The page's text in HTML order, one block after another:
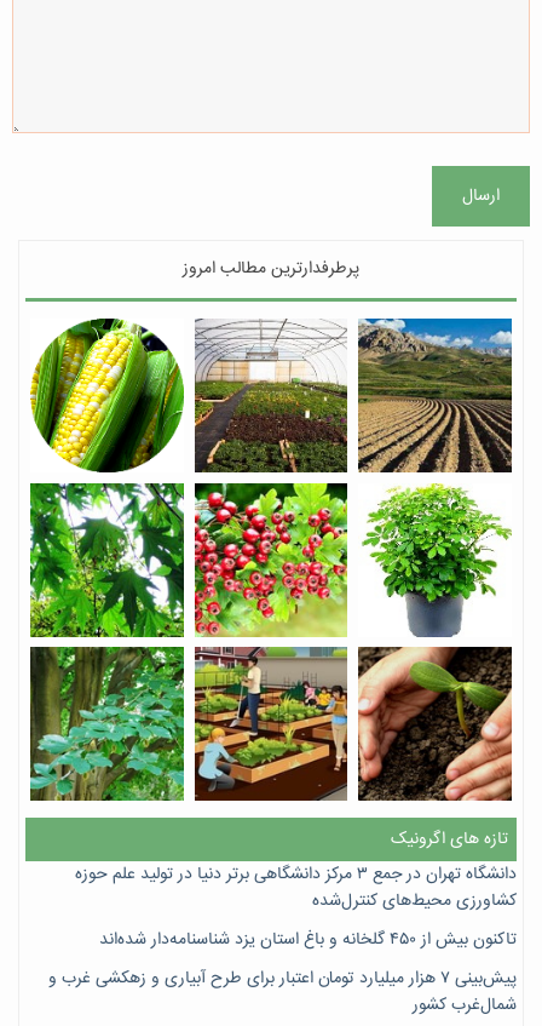
ارسال
پرطرفدارترین مطالب امروز
تازه های اگرونیک
دانشگاه تهران در جمع ۳ مرکز دانشگاهی برتر دنیا در تولید علم حوزه
کشاورزی محیط‌های کنترل‌شده
تاکنون بیش از ۴۵۰ گلخانه و باغ استان یزد شناسنامه‌دار شده‌اند
پیش‌بینی ۷‌ هزار میلیارد تومان اعتبار برای طرح آبیاری و زهکشی غرب و
شمال‌غرب کشور